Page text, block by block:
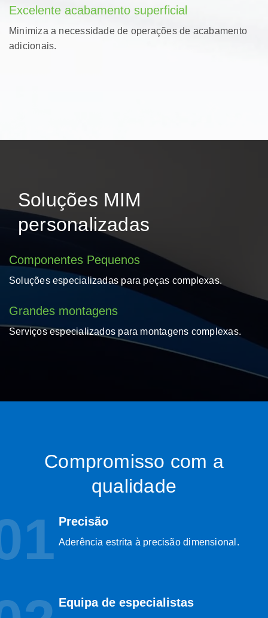
Excelente acabamento superficial
Minimiza a necessidade de operações de acabamento
adicionais.
Soluções MIM
personalizadas
Componentes Pequenos
Soluções especializadas para peças complexas.
Grandes montagens
Serviços especializados para montagens complexas.
Compromisso com a
qualidade
Precisão
Aderência estrita à precisão dimensional.
Equipa de especialistas